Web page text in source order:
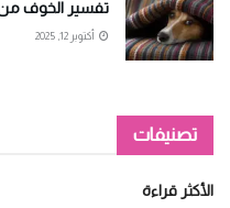
تفسير الخوف من
أكتوبر 12, 2025
تصنيفات
الأكثر قراءة